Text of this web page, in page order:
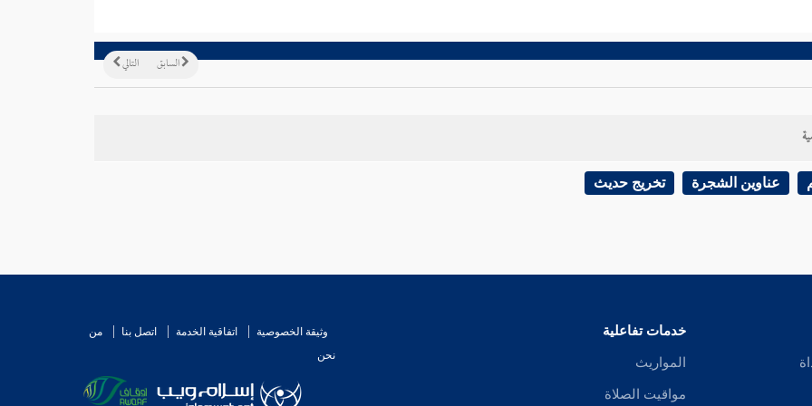
التالي السابق
عناوين الشجرة تخريج حديث
خدمات تفاعلية
المواريث
مواقيت الصلاة
وثيقة الخصوصية اتفاقية الخدمة اتصل بنا
من
نحن